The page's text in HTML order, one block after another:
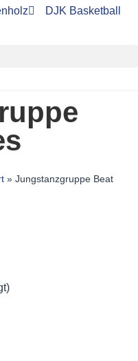
DJK Basketball
» Jungstanzgruppe Beat